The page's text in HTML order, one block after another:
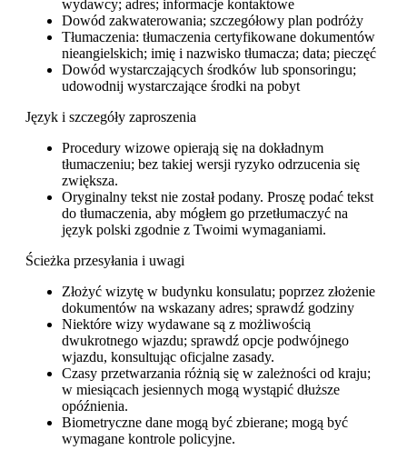
wydawcy; adres; informacje kontaktowe
Dowód zakwaterowania; szczegółowy plan podróży
Tłumaczenia: tłumaczenia certyfikowane dokumentów
nieangielskich; imię i nazwisko tłumacza; data; pieczęć
Dowód wystarczających środków lub sponsoringu;
udowodnij wystarczające środki na pobyt
Język i szczegóły zaproszenia
Procedury wizowe opierają się na dokładnym
tłumaczeniu; bez takiej wersji ryzyko odrzucenia się
zwiększa.
Oryginalny tekst nie został podany. Proszę podać tekst
do tłumaczenia, aby mógłem go przetłumaczyć na
język polski zgodnie z Twoimi wymaganiami.
Ścieżka przesyłania i uwagi
Złożyć wizytę w budynku konsulatu; poprzez złożenie
dokumentów na wskazany adres; sprawdź godziny
Niektóre wizy wydawane są z możliwością
dwukrotnego wjazdu; sprawdź opcje podwójnego
wjazdu, konsultując oficjalne zasady.
Czasy przetwarzania różnią się w zależności od kraju;
w miesiącach jesiennych mogą wystąpić dłuższe
opóźnienia.
Biometryczne dane mogą być zbierane; mogą być
wymagane kontrole policyjne.